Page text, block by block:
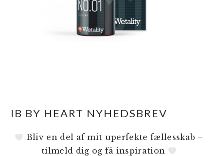
IB BY HEART NYHEDSBREV
Bliv en del af mit uperfekte fællesskab –
tilmeld dig og få inspiration